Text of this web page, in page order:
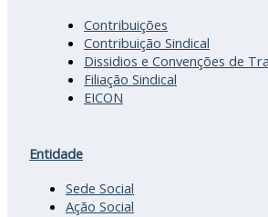
Contribuições
Contribuição Sindical
Dissidios e Convenções de
Filiação Sindical
EICON
Entidade
Sede Social
Ação Social